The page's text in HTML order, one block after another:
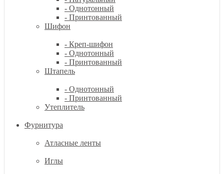
- Однотонный
- Принтованный
Шифон
- Креп-шифон
- Однотонный
- Принтованный
Штапель
- Однотонный
- Принтованный
Утеплитель
Фурнитура
Атласные ленты
Иглы